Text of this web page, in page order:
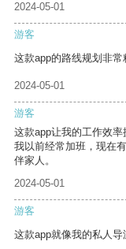
2024-05-01
游客
这款app的路线规划非常
2024-05-01
游客
这款app让我的工作效率
我以前经常加班，现在
伴家人。
2024-05-01
游客
这款app就像我的私人导